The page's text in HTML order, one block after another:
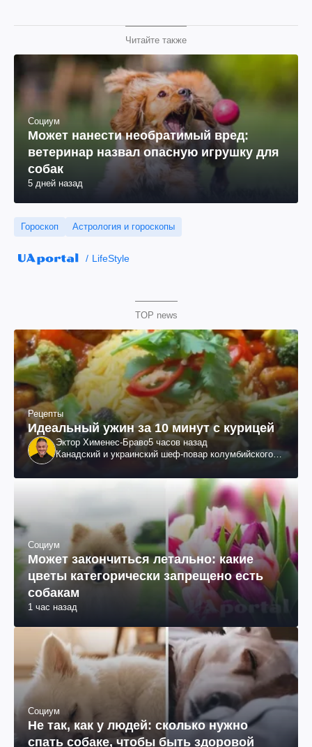
Читайте также
Социум
Может нанести необратимый вред:
ветеринар назвал опасную игрушку для
собак
5 дней назад
Гороскоп Астрология и гороскопы
LifeStyle
TOP news
Рецепты
Идеальный ужин за 10 минут с курицей
Эктор Хименес-Браво5 часов назад
Канадский и украинский шеф-повар колумбийского
Социум
Может закончиться летально: какие
цветы категорически запрещено есть
собакам
1 час назад
Социум
Не так, как у людей: сколько нужно
спать собаке, чтобы быть здоровой